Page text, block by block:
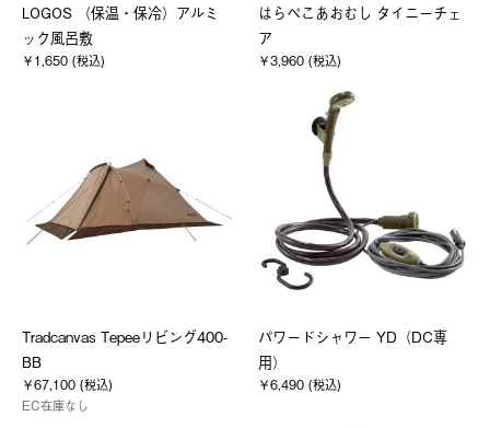
LOGOS （保温・保冷）アルミ
ック風呂敷
￥1,650 (税込)
はらぺこあおむし タイニーチェ
ア
￥3,960 (税込)
Tradcanvas Tepeeリビング400-
BB
￥67,100 (税込)
EC在庫なし
パワードシャワー YD（DC専
用）
￥6,490 (税込)